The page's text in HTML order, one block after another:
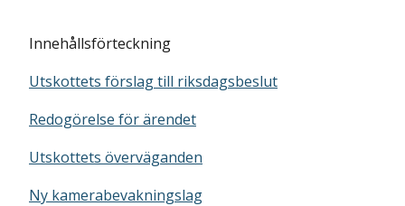
Innehållsförteckning
Utskottets förslag till riksdagsbeslut
Redogörelse för ärendet
Utskottets överväganden
Ny kamerabevakningslag